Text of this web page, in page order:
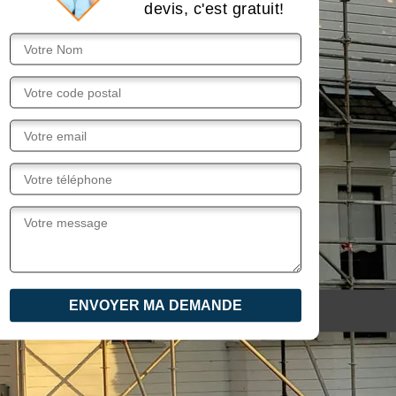
devis, c'est gratuit!